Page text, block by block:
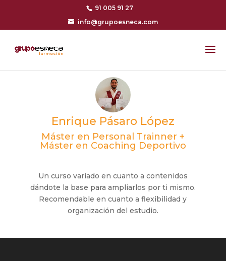
91 005 91 27
info@grupoesneca.com
Enrique Pásaro López
Máster en Personal Trainner +
Máster en Coaching Deportivo
Un curso variado en cuanto a contenidos
dándote la base para ampliarlos por ti mismo.
Recomendable en cuanto a flexibilidad y
organización del estudio.